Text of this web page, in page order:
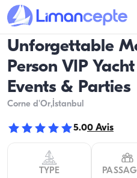
Unforgettable
Person VIP
Events & Parties
Corne d'Or,İstanbul
5.00 Avis
TYPE